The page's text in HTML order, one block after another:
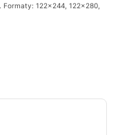
122x244, 122x280,